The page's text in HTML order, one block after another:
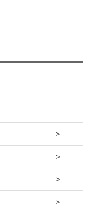
>
>
>
>